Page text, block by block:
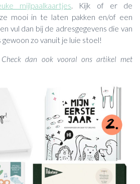
mijlpaalkaartjes. Kijk of er de
mooi in te laten pakken en/of een
vul dan bij de adresgegevens die van
zo vanuit je luie stoel!
dan ook vooral ons artikel met